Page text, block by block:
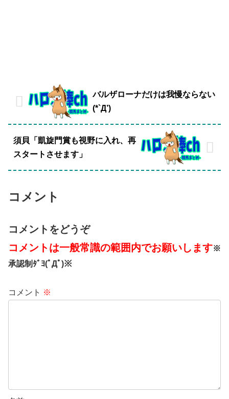
バルザローナだけは我慢ならない
(*`Д’)
須貝「凱旋門賞も視野に入れ、再
スタートさせます」
コメント
コメントをどうぞ
コメントは一般常識の範囲内でお願いします※
承認制ﾀﾞﾖ(ﾟДﾟ)※
コメント ※